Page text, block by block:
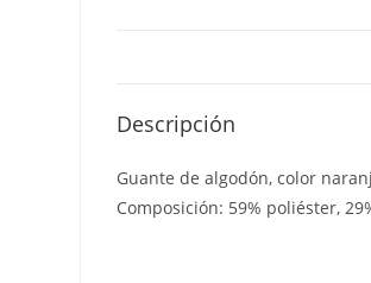
Descripción
Guante de algodón, color
Composición: 59% poliéster,